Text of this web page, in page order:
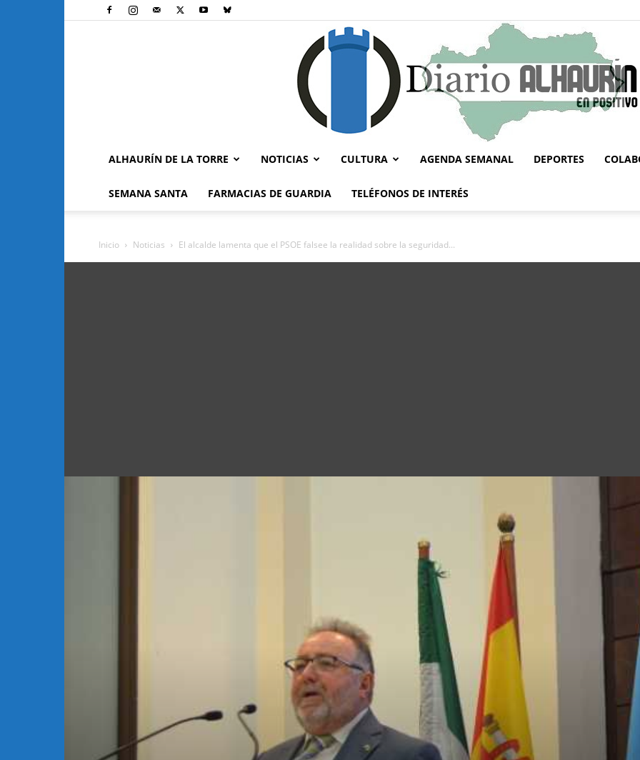
ALHAURÍN DE LA TORRE NOTICIAS CULTURA AGENDA SEMANAL DEPORTES
SEMANA SANTA FARMACIAS DE GUARDIA TELÉFONOS DE INTERÉS
Inicio Noticias El alcalde lamenta que el PSOE falsee la realidad sobre la seguridad...